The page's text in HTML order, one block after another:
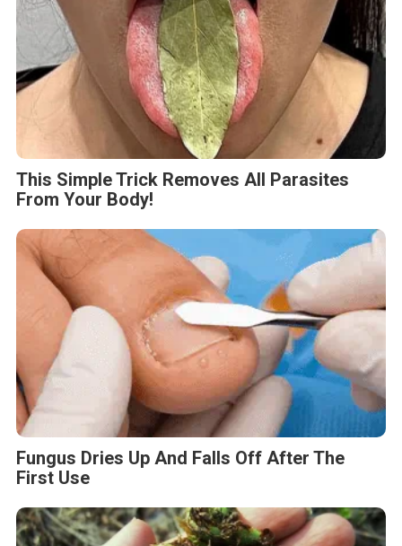
This Simple Trick Removes All Parasites
From Your Body!
Fungus Dries Up And Falls Off After The
First Use